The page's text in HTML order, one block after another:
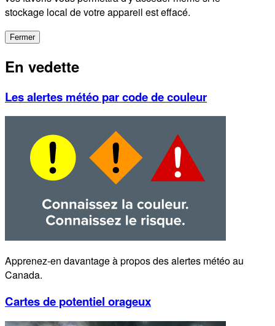
stockage local de votre appareil est effacé.
Fermer
En vedette
Les alertes météo par code de couleur
Apprenez-en davantage à propos des alertes météo au
Canada.
Cartes de potentiel orageux